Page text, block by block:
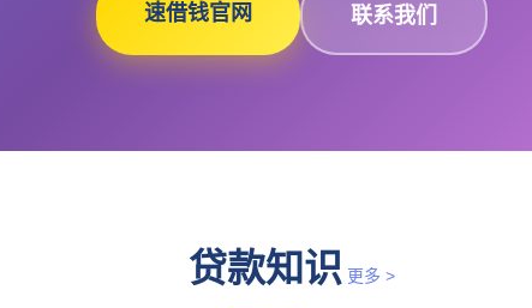
速借钱官网 联系我们
贷款知识 更多 >